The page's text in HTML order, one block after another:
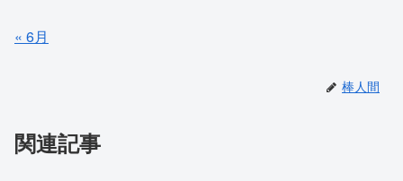
« 6月
棒人間
関連記事